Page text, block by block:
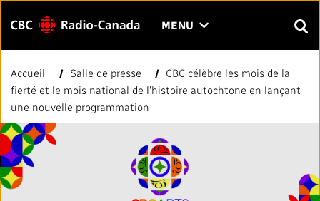
Menu MENU CLIQUER
LE
MENU
Entrer
le
Rechercher
NOUS JOINDRE
PAGE D'ACCUEIL
Accueil Salle de presse
CBC célèbre les mois de la
fierté et le mois national de l'histoire autochtone en lançant
une nouvelle programmation